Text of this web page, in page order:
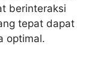
berinteraksi
tepat dapat
optimal.